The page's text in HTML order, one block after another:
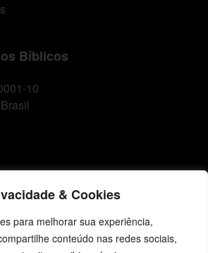
& Cookies
para melhorar sua experiência,
conteúdo nas redes sociais,
Bíblicos
10